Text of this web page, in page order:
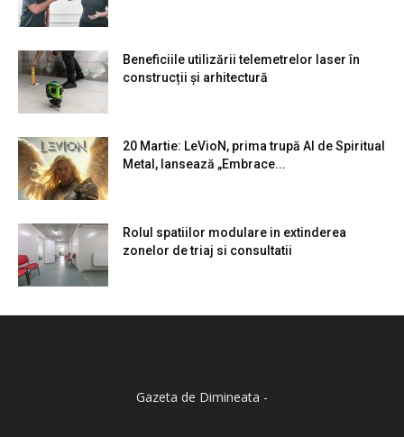
Beneficiile utilizării telemetrelor laser în
construcții și arhitectură
20 Martie: LeVioN, prima trupă AI de Spiritual
Metal, lansează „Embrace...
Rolul spatiilor modulare in extinderea
zonelor de triaj si consultatii
Gazeta de Dimineata -